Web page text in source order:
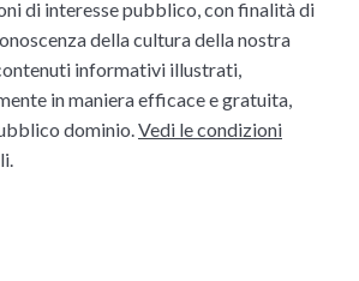
di interesse pubblico, con finalità di
della cultura della nostra
informativi illustrati,
in maniera efficace e gratuita,
dominio.Vedi le condizioni